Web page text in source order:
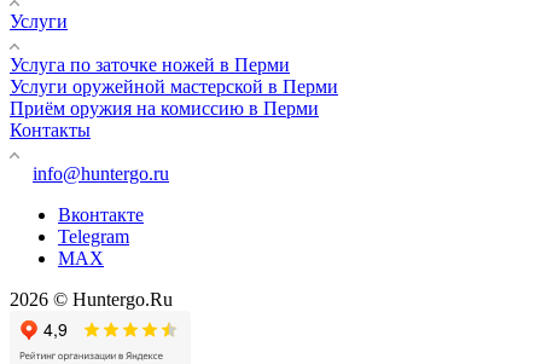
Услуги
Услуга по заточке ножей в Перми
Услуги оружейной мастерской в Перми
Приём оружия на комиссию в Перми
Контакты
info@huntergo.ru
Вконтакте
Telegram
MAX
2026 © Huntergo.Ru